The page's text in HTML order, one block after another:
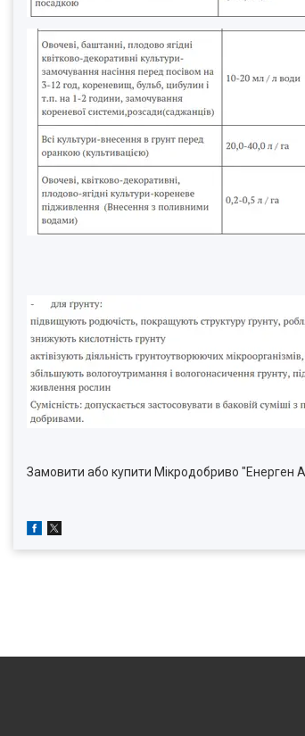
Замовити або купити Мікродобриво "Енерген